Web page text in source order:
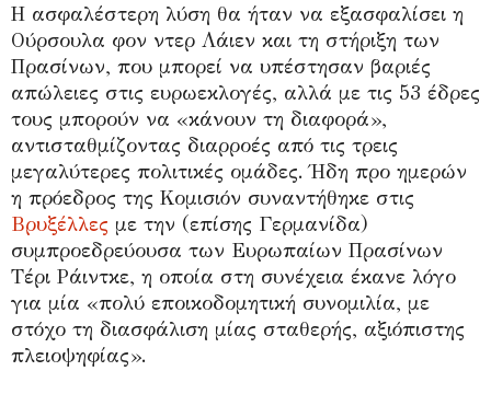
Η ασφαλέστερη λύση θα ήταν να εξασφαλίσει η
Ούρσουλα φον ντερ Λάιεν και τη στήριξη των
Πρασίνων, που μπορεί να υπέστησαν βαριές
απώλειες στις ευρωεκλογές, αλλά με τις 53 έδρες
τους μπορούν να «κάνουν τη διαφορά»,
αντισταθμίζοντας διαρροές από τις τρεις
μεγαλύτερες πολιτικές ομάδες. Ήδη προ ημερών
η πρόεδρος της Κομισιόν συναντήθηκε στις
Βρυξέλλες με την (επίσης Γερμανίδα)
συμπροεδρεύουσα των Ευρωπαίων Πρασίνων
Τέρι Ράιντκε, η οποία στη συνέχεια έκανε λόγο
για μία «πολύ εποικοδομητική συνομιλία, με
στόχο τη διασφάλιση μίας σταθερής, αξιόπιστης
πλειοψηφίας».